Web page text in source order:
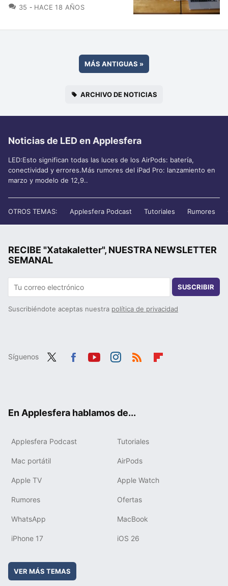
35 COMENTARIOS
HACE 18 AÑOS
MÁS ANTIGUAS »
ARCHIVO DE NOTICIAS
Noticias de LED en Applesfera
LED:Esto significan todas las luces de los AirPods: batería,
conectividad y errores.Más rumores del iPad Pro: lanzamiento en
marzo y modelo de 12,9..
OTROS TEMAS: Applesfera Podcast Tutoriales Rumores
RECIBE "Xatakaletter", NUESTRA NEWSLETTER
SEMANAL
SUSCRIBIR
Suscribiéndote aceptas nuestra política de privacidad
Síguenos
En Applesfera hablamos de...
Applesfera Podcast Tutoriales
Mac portátil AirPods
Apple TV Apple Watch
Rumores Ofertas
WhatsApp MacBook
iPhone 17 iOS 26
VER MÁS TEMAS